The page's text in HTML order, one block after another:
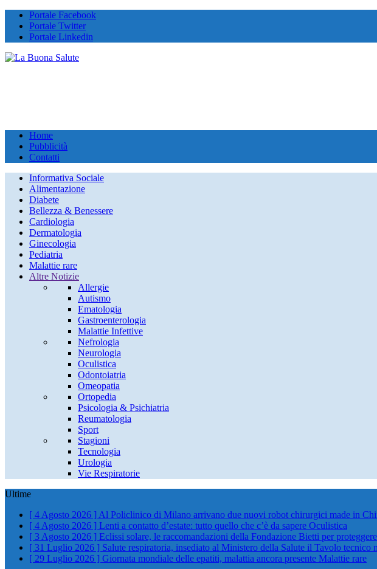
Portale Facebook
Portale Twitter
Portale Linkedin
Home
Pubblicità
Contatti
Informativa Sociale
Alimentazione
Diabete
Bellezza & Benessere
Cardiologia
Dermatologia
Ginecologia
Pediatria
Malattie rare
Altre Notizie
Allergie
Autismo
Ematologia
Gastroenterologia
Malattie Infettive
Nefrologia
Neurologia
Oculistica
Odontoiatria
Omeopatia
Ortopedia
Psicologia & Psichiatria
Reumatologia
Sport
Stagioni
Tecnologia
Urologia
Vie Respiratorie
Ultime
[ 4 Agosto 2026 ] Al Policlinico di Milano arrivano due nuovi robot chirurgici made in
[ 4 Agosto 2026 ] Lenti a contatto d’estate: tutto quello che c’è da sapere Oculistica
[ 3 Agosto 2026 ] Eclissi solare, le raccomandazioni della Fondazione Bietti per
[ 31 Luglio 2026 ] Salute respiratoria, insediato al Ministero della Salute il Tavolo tecnico
[ 29 Luglio 2026 ] Giornata mondiale delle epatiti, malattia ancora presente Malattie rare